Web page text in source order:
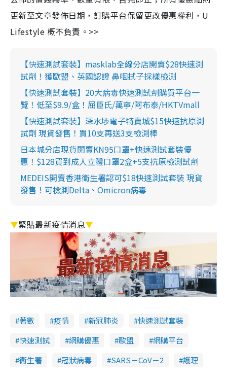
更新至文章發佈日期，訂購平台保留更改優惠權利，U
Lifestyle 概不負責。>>
【快速測試套裝】masklab全線分店開賣$28快速測
試劑！獲歐盟、英國認證 鼻咽拭子採樣檢測
【快速測試套裝】20大病毒快速測試劑購買平台一
覽！低至$9.9/盒！屈臣氏/萬寧/阿布泰/HKTVmall
【快速測試套裝】深水埗電子特賣城$15快速抗原測
試劑 現貨發售！買10支再送3支檢測棒
日本城分店現貨開賣KN95口罩+快速測試套裝優
惠！$128買到成人立體口罩2盒+5支抗原檢測試劑
MEDEIS開賣香港衛生署認可$18快速測試套裝 現貨
發售！可檢測Delta、Omicron病毒
▼緊貼最新疫情消息▼
著數 疫情 新冠肺炎
快速測試套裝
快速測試
網購優惠 歐盟
網購平台
衞生署
冠狀病毒 SARS－CoV－2 護理